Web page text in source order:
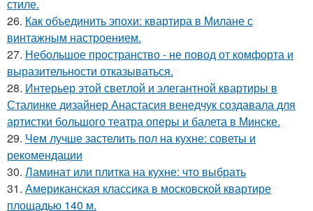
стиле.
26. Как объединить эпохи: квартира в Милане с
винтажным настроением.
27. Небольшое пространство - не повод от комфорта и
выразительности отказываться.
28. Интерьер этой светлой и элегантной квартиры в
Сталинке дизайнер Анастасия венедчук создавала для
артистки большого театра оперы и балета в Минске.
29. Чем лучше застелить пол на кухне: советы и
рекомендации
30. Ламинат или плитка на кухне: что выбрать
31. Американская классика в московской квартире
площадью 140 м.